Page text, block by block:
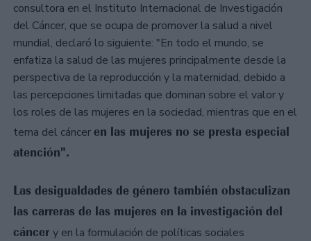
consultora en el Instituto Internacional de Investigación
del Cáncer, que se ocupa de promover la salud a nivel
mundial, declaró lo siguiente: "En todo el mundo, se
enfatiza la salud de las mujeres principalmente desde la
perspectiva de la reproducción y la maternidad, debido a
las percepciones limitadas que dominan sobre el valor y
los roles de las mujeres en la sociedad, mientras que en el
tema del cánceren las mujeres no se presta especial
atención".
Las desigualdades de género también obstaculizan
las carreras de las mujeres en la investigación del
cáncer y en la formulación de políticas sociales